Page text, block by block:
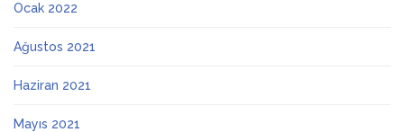
Ocak 2022
Ağustos 2021
Haziran 2021
Mayıs 2021